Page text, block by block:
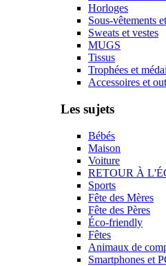
Horloges
Sous-vêtements
Sweats et vestes
MUGS
Tissus
Trophées et
Accessoires et
Les sujets
Bébés
Maison
Voiture
RETOUR À
Sports
Fête des Mères
Fête des Pères
Éco-friendly
Fêtes
Animaux de
Smartphones et